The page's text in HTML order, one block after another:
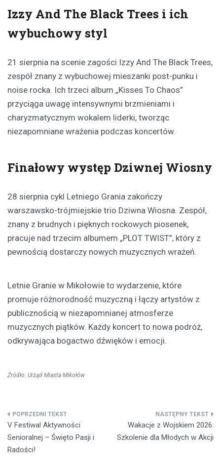
Izzy And The Black Trees i ich
wybuchowy styl
21 sierpnia na scenie zagości Izzy And The Black Trees,
zespół znany z wybuchowej mieszanki post-punku i
noise rocka. Ich trzeci album „Kisses To Chaos”
przyciąga uwagę intensywnymi brzmieniami i
charyzmatycznym wokalem liderki, tworząc
niezapomniane wrażenia podczas koncertów.
Finałowy występ Dziwnej Wiosny
28 sierpnia cykl Letniego Grania zakończy
warszawsko-trójmiejskie trio Dziwna Wiosna. Zespół,
znany z brudnych i pięknych rockowych piosenek,
pracuje nad trzecim albumem „PLOT TWIST”, który z
pewnością dostarczy nowych muzycznych wrażeń.
Letnie Granie w Mikołowie to wydarzenie, które
promuje różnorodność muzyczną i łączy artystów z
publicznością w niezapomnianej atmosferze
muzycznych piątków. Każdy koncert to nowa podróż,
odkrywająca bogactwo dźwięków i emocji.
Źródło: Urząd Miasta Mikołów
Nawigacja
wpisu
V Festiwal Aktywności
Senioralnej – Święto Pasji i
Radości!
Wakacje z Wojskiem 2026:
Szkolenie dla Młodych w Akcji